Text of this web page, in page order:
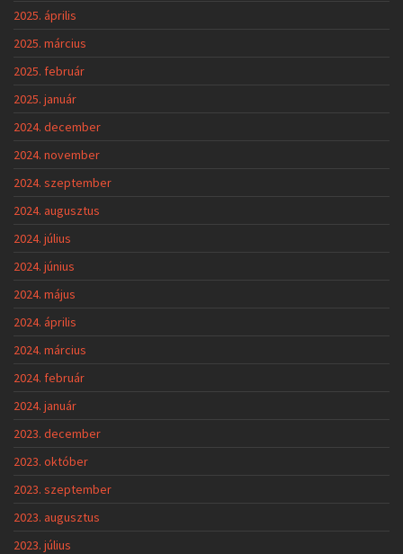
2025. április
2025. március
2025. február
2025. január
2024. december
2024. november
2024. szeptember
2024. augusztus
2024. július
2024. június
2024. május
2024. április
2024. március
2024. február
2024. január
2023. december
2023. október
2023. szeptember
2023. augusztus
2023. július